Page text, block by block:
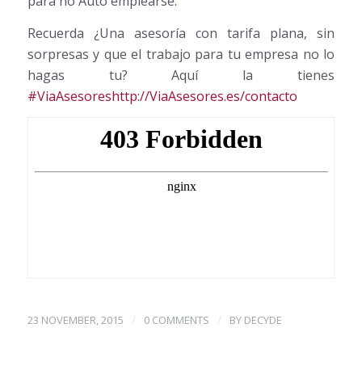
Recuerda ¿Una asesoría con tarifa plana, sin
sorpresas y que el trabajo para tu empresa no lo
hagas tu? Aquí la tienes
‪#‎ViaAsesores‬http://ViaAsesores.es/contacto
23 NOVEMBER, 2015 / 0 COMMENTS / BY DECYDE